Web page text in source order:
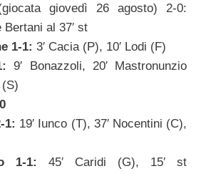
giovedì 26 agosto) 2-0:
Bertani al 37′ st
1-1: 3′ Cacia (P), 10′ Lodi (F)
9′ Bonazzoli, 20′ Mastronunzio
(S)
1: 19′ Iunco (T), 37′ Nocentini (C),
1-1: 45′ Caridi (G), 15′ st